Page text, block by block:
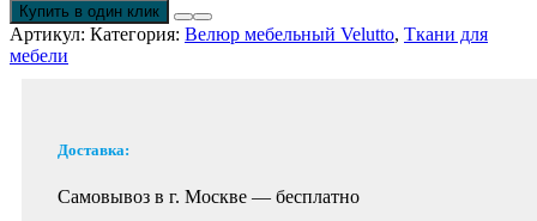
Купить в один клик
Артикул: Категория: Велюр мебельный Velutto, Ткани для
мебели
Доставка:
Самовывоз в г. Москве — бесплатно